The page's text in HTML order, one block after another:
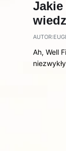
AUTOR:
Ah, Well